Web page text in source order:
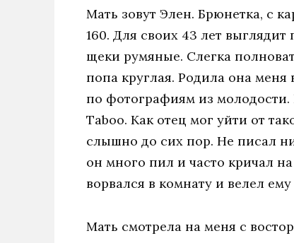
Мать зовут Элен. Брюнетка, с
160. Для своих 43 лет
щеки румяные. Слегка
попа круглая. Родила она меня
по фотографиям из
Taboo. Как отец мог уйти от
слышно до сих пор. Не писал
он много пил и часто кричал
ворвался в комнату и велел
Мать смотрела на меня с